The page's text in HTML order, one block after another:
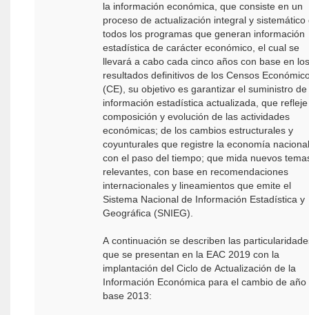
la información económica, que consiste en un
proceso de actualización integral y sistemático
todos los programas que generan información
estadística de carácter económico, el cual se
llevará a cabo cada cinco años con base en los
resultados definitivos de los Censos
(CE), su objetivo es garantizar el suministro de
información estadística actualizada, que
composición y evolución de las actividades
económicas; de los cambios estructurales y
coyunturales que registre la economía nacional
con el paso del tiempo; que mida nuevos
relevantes, con base en recomendaciones
internacionales y lineamientos que emite el
Sistema Nacional de Información Estadística y
Geográfica (SNIEG).
A continuación se describen las
que se presentan en la EAC 2019 con la
implantación del Ciclo de Actualización de la
Información Económica para el cambio de año
base 2013: